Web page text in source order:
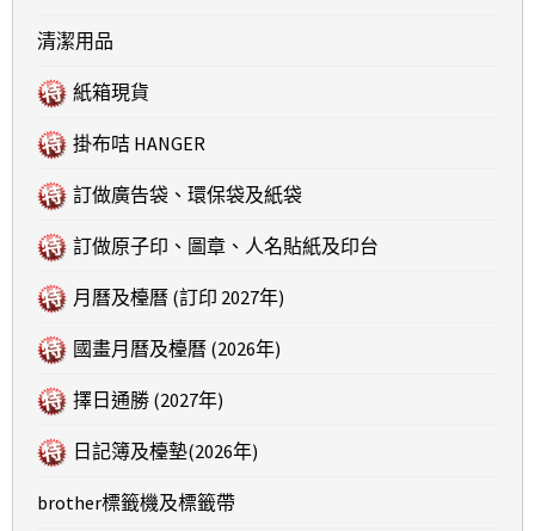
清潔用品
紙箱現貨
掛布咭 HANGER
訂做廣告袋、環保袋及紙袋
訂做原子印、圖章、人名貼紙及印台
月曆及檯曆 (訂印 2027年)
國畫月曆及檯曆 (2026年)
擇日通勝 (2027年)
日記簿及檯墊(2026年)
brother標籤機及標籤帶